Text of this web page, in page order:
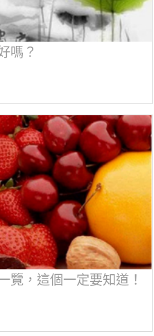
嗎？
覽，這個一定要知道！